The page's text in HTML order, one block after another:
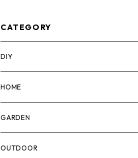
CATEGORY
DIY
マーカー
計測機器
腰袋・ツールホルスター
HOME
5ガロンバケツ
キッチン
GARDEN
剪定ばさみ
OUTDOOR